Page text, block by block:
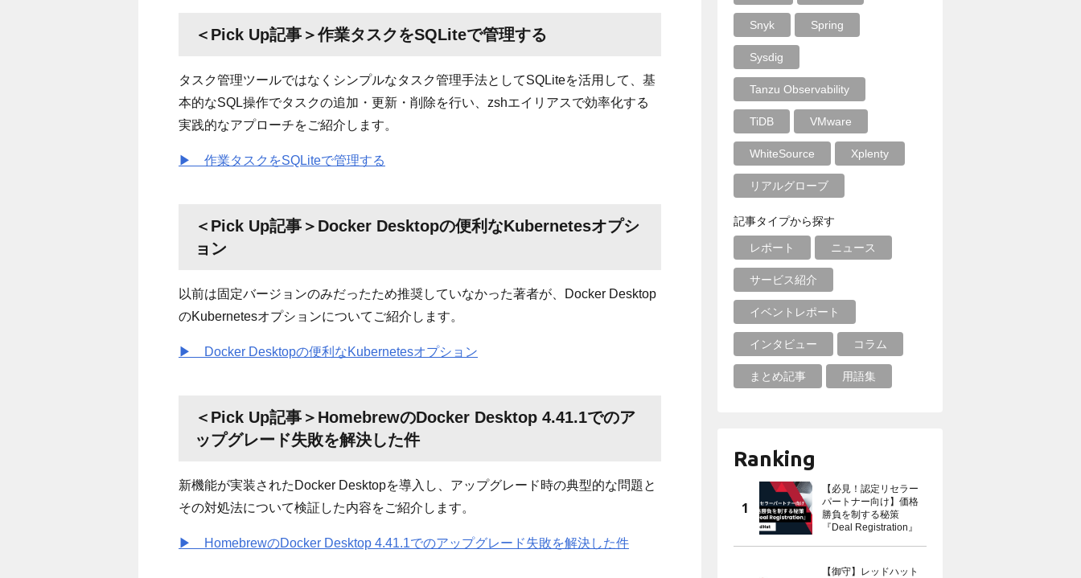
＜Pick Up記事＞作業タスクをSQLiteで管理する
タスク管理ツールではなくシンプルなタスク管理手法としてSQLiteを活用して、基
本的なSQL操作でタスクの追加・更新・削除を行い、zshエイリアスで効率化する
実践的なアプローチをご紹介します。
▶ 作業タスクをSQLiteで管理する
＜Pick Up記事＞ Docker Desktopの便利なKubernetesオプシ
ョン
以前は固定バージョンのみだったため推奨していなかった著者が、Docker Desktop
のKubernetesオプションについてご紹介します。
▶ Docker Desktopの便利なKubernetesオプション
＜Pick Up記事＞ HomebrewのDocker Desktop 4.41.1でのア
ップグレード失敗を解決した件
新機能が実装されたDocker Desktopを導入し、アップグレード時の典型的な問題と
その対処法について検証した内容をご紹介します。
▶ HomebrewのDocker Desktop 4.41.1でのアップグレード失敗を解決した件
Snyk Spring
Sysdig
Tanzu Observability
TiDB VMware
WhiteSource Xplenty
リアルグローブ
記事タイプから探す
レポート ニュース
サービス紹介
イベントレポート
インタビュー コラム
まとめ記事 用語集
Ranking
【必見！認定リセラー
パートナー向け】価格
勝負を制する秘策
『Deal Registration』
【御守】レッドハット